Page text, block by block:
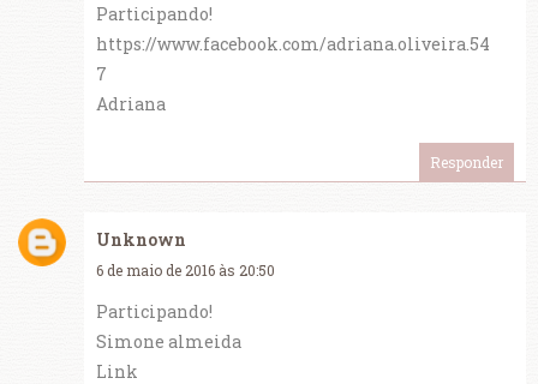
Participando!
https://www.facebook.com/adriana.oliveira.54
7
Adriana
Responder
Unknown
6 de maio de 2016 às 20:50
Participando!
Simone almeida
Link